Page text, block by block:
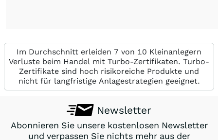
Im Durchschnitt erleiden 7 von 10 Kleinanlegern
Verluste beim Handel mit Turbo-Zertifikaten. Turbo-
Zertifikate sind hoch risikoreiche Produkte und
nicht für langfristige Anlagestrategien geeignet.
Newsletter
Abonnieren Sie unsere kostenlosen Newsletter
und verpassen Sie nichts mehr aus der